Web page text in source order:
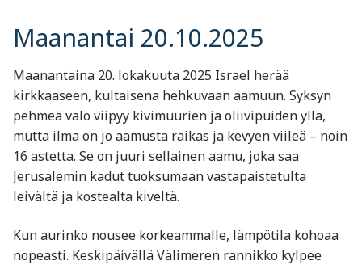
Maanantai 20.10.2025
Maanantaina 20. lokakuuta 2025 Israel herää
kirkkaaseen, kultaisena hehkuvaan aamuun. Syksyn
pehmeä valo viipyy kivimuurien ja oliivipuiden yllä,
mutta ilma on jo aamusta raikas ja kevyen viileä – noin
16 astetta. Se on juuri sellainen aamu, joka saa
Jerusalemin kadut tuoksumaan vastapaistetulta
leivältä ja kostealta kiveltä.
Kun aurinko nousee korkeammalle, lämpötila kohoaa
nopeasti. Keskipäivällä Välimeren rannikko kylpee